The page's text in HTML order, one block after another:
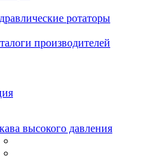
ротаторы
производителей
высокого давления